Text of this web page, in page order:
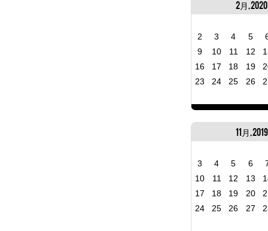
2月, 2020
2 3 4 5
9
10 11 12
16
17 18 19
23
24 25 26
11月, 2019
3 4 5 6
10
11 12 13
17
18 19 20
24
25 26 27